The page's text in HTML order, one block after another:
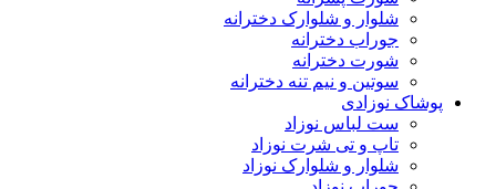
شلوار و شلوارک دخترانه
جوراب دخترانه
شورت دخترانه
سوتین و نیم تنه دخترانه
پوشاک نوزادی
ست لباس نوزاد
تاپ و تی شرت نوزاد
شلوار و شلوارک نوزاد